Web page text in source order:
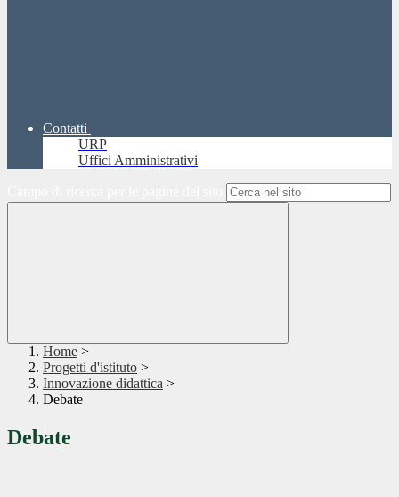
Contatti
URP
Uffici Amministrativi
Home >
Progetti d'istituto >
Innovazione didattica >
Debate
Debate